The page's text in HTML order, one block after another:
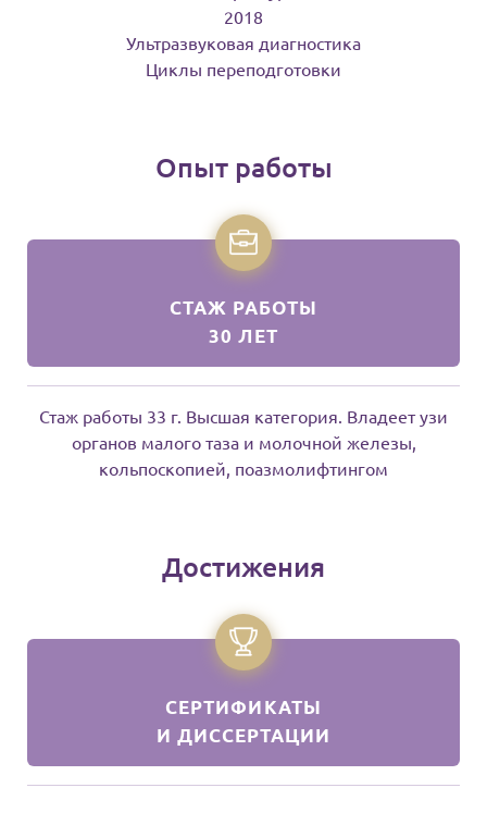
2018
Ультразвуковая диагностика
Циклы переподготовки
Опыт работы
СТАЖ РАБОТЫ
30 ЛЕТ
Стаж работы 33 г. Высшая категория. Владеет узи
органов малого таза и молочной железы,
кольпоскопией, поазмолифтингом
Достижения
СЕРТИФИКАТЫ
И ДИССЕРТАЦИИ